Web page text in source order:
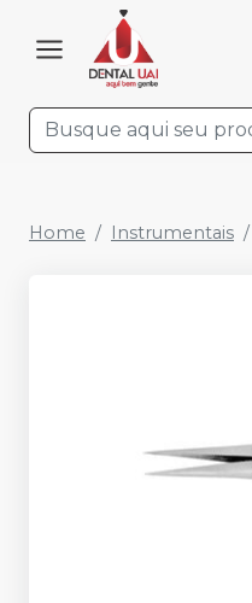
Home Instrumentais